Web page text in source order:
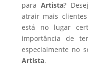
para Artista?
atrair mais
está no lugar
importância de
especialmente no
Artista.